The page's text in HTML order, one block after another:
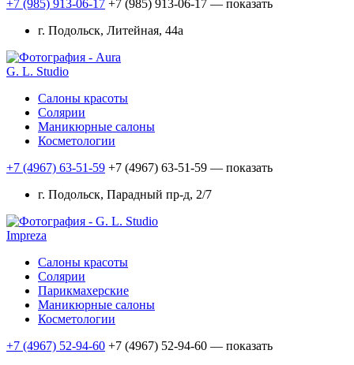
+7 (985) 913-06-17 +7 (985) 913-06-17 — показать
г. Подольск, Литейная, 44а
G. L. Studio
Салоны красоты
Солярии
Маникюрные салоны
Косметологии
+7 (4967) 63-51-59 +7 (4967) 63-51-59 — показать
г. Подольск, Парадный пр-д, 2/7
Impreza
Салоны красоты
Солярии
Парикмахерские
Маникюрные салоны
Косметологии
+7 (4967) 52-94-60 +7 (4967) 52-94-60 — показать